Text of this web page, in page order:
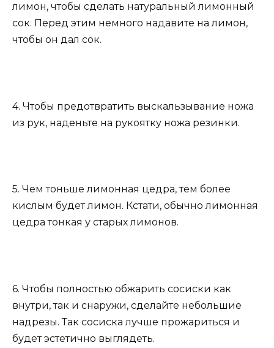
лимон, чтобы сделать натуральный лимонный
сок. Перед этим немного надавите на лимон,
чтобы он дал сок.
4. Чтобы предотвратить выскальзывание ножа
из рук, наденьте на рукоятку ножа резинки.
5. Чем тоньше лимонная цедра, тем более
кислым будет лимон. Кстати, обычно лимонная
цедра тонкая у старых лимонов.
6. Чтобы полностью обжарить сосиски как
внутри, так и снаружи, сделайте небольшие
надрезы. Так сосиска лучше прожариться и
будет эстетично выглядеть.